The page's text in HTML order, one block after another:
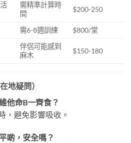
需精準計算時
間
$200-250
需6-8週訓練
$800/堂
伴侶可能感到
麻木
$150-180
地疑問）
他命B一齊食？
，避免影響吸收。
啲，安全嗎？